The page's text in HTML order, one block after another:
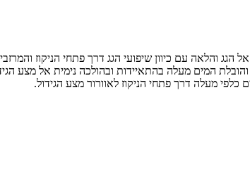
הגג והלאה עם כיוון שיפועי הגג דרך פתחי הניקוז
מעלה דרך פתחי הניקוז לאוורור מצע הגידול.